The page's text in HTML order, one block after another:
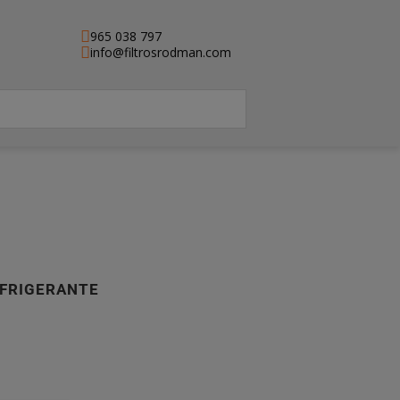
965 038 797
info@filtrosrodman.com